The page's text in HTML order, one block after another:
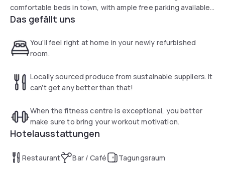
comfortable beds in town, with ample free parking available,
the hotel is an ideal choice for both business and leisure
forward to welcoming you to the Mercure Milton Keynes
Hotel.
Das gefällt uns
You’ll feel right at home in your newly refurbished
room.
Locally sourced produce from sustainable suppliers. It
can’t get any better than that!
When the fitness centre is exceptional, you better
make sure to bring your workout motivation.
Hotelausstattungen
Restaurant Bar / Café Tagungsraum